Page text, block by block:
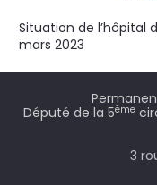
Situation de l’hôpital
mars 2023
Député de la 5ème
3